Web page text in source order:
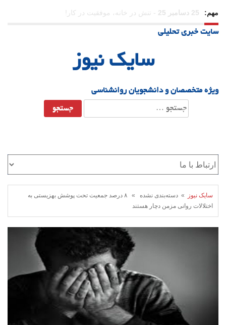
مهم: 23 دسامبر 25 - چرا اراده می‌کنیم ولی شکست می‌خوریم؟
21 دسامبر 25
سایت خبری تحلیلی
سایک نیوز
ویژه متخصصان و دانشجویان روانشناسی
جستجو
برای:
سایک نیوز
» دسته‌بندی نشده » ۸ درصد جمعیت تحت پوشش بهزیستی به
اختلالات روانی مزمن دچار هستند